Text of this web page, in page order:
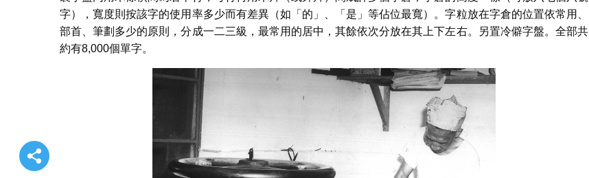
字），寬度則按該字的使用率多少而有差異（如「的」、「是」等佔位最寬）。字粒放在字倉的位置依常用、
部首、筆劃多少的原則，分成一二三級，最常用的居中，其餘依次分放在其上下左右。另置冷僻字盤。全部共
約有8,000個單字。